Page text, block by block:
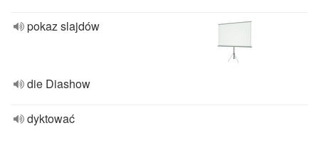
pokaz slajdów
die Diashow
dyktować